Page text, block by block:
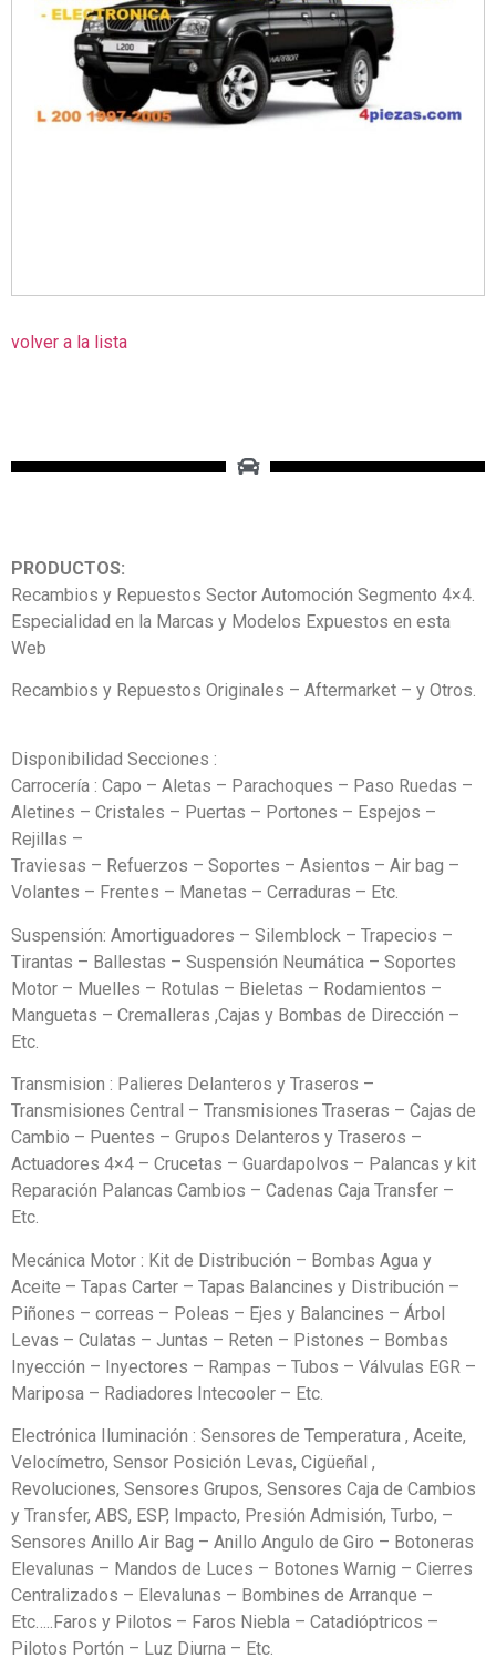
volver a la lista
PRODUCTOS:
Recambios y Repuestos Sector Automoción Segmento 4×4.
Especialidad en la Marcas y Modelos Expuestos en esta
Web
Recambios y Repuestos Originales – Aftermarket – y Otros.
Disponibilidad Secciones :
Carrocería : Capo – Aletas – Parachoques – Paso Ruedas –
Aletines – Cristales – Puertas – Portones – Espejos –
Rejillas –
Traviesas – Refuerzos – Soportes – Asientos – Air bag –
Volantes – Frentes – Manetas – Cerraduras – Etc.
Suspensión: Amortiguadores – Silemblock – Trapecios –
Tirantas – Ballestas – Suspensión Neumática – Soportes
Motor – Muelles – Rotulas – Bieletas – Rodamientos –
Manguetas – Cremalleras ,Cajas y Bombas de Dirección –
Etc.
Transmision : Palieres Delanteros y Traseros –
Transmisiones Central – Transmisiones Traseras – Cajas de
Cambio – Puentes – Grupos Delanteros y Traseros –
Actuadores 4×4 – Crucetas – Guardapolvos – Palancas y kit
Reparación Palancas Cambios – Cadenas Caja Transfer –
Etc.
Mecánica Motor : Kit de Distribución – Bombas Agua y
Aceite – Tapas Carter – Tapas Balancines y Distribución –
Piñones – correas – Poleas – Ejes y Balancines – Árbol
Levas – Culatas – Juntas – Reten – Pistones – Bombas
Inyección – Inyectores – Rampas – Tubos – Válvulas EGR –
Mariposa – Radiadores Intecooler – Etc.
Electrónica Iluminación : Sensores de Temperatura , Aceite,
Velocímetro, Sensor Posición Levas, Cigüeñal ,
Revoluciones, Sensores Grupos, Sensores Caja de Cambios
y Transfer, ABS, ESP, Impacto, Presión Admisión, Turbo, –
Sensores Anillo Air Bag – Anillo Angulo de Giro – Botoneras
Elevalunas – Mandos de Luces – Botones Warnig – Cierres
Centralizados – Elevalunas – Bombines de Arranque –
Etc…..Faros y Pilotos – Faros Niebla – Catadióptricos –
Pilotos Portón – Luz Diurna – Etc.